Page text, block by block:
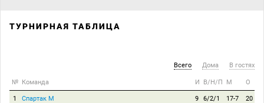
ТУРНИРНАЯ ТАБЛИЦА
Всего Дома В гостях
№ Команда И В/Н/П М О
1 Спартак М 9 6/2/1 17-7 20